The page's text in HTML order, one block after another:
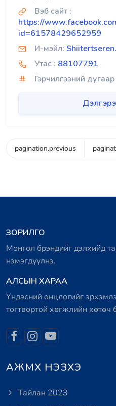
Вэб сайт :
https://
id=61578429652959
И-мэйл:
Утас : 88107791
Гэрчилгээний дугаар
pagination.previous
ЗОРИЛГО
Монгол брэндийг дэлхийд
нэмэгдүүлнэ.
АЛСЫН ХАРАА
Үндэсний онцлогийг
тогтвортой хөгжлийн хөтөч
АЖМХ НЭЗХЭ
Тайлан 2023